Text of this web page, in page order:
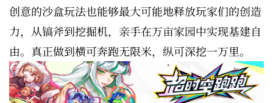
创意的沙盒玩法也能够最大可能地释放玩家们的创造
力，从镐斧到挖掘机，亲手在万亩家园中实现基建自
由。真正做到横可奔跑无限米，纵可深挖一万里。